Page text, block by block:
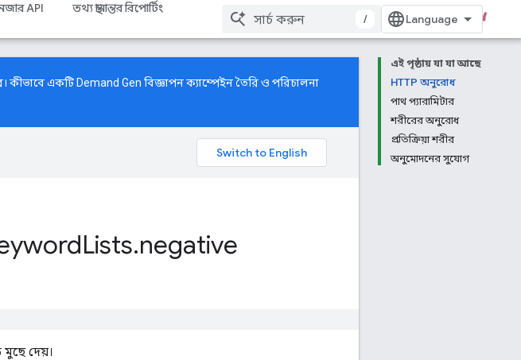
API তথ্য স্থানান্তর রিপোর্টিং
/
এই পৃষ্ঠায় যা যা আছে
HTTP অনুরোধ
পাথ প্যারামিটার
শরীরের অনুরোধ
প্রতিক্রিয়া শরীর
অনুমোদনের সুযোগ
কীভাবে একটি Demand Gen বিজ্ঞাপন ক্যাম্পেইন তৈরি ও পরিচালনা
Lists.negative
দেয়।